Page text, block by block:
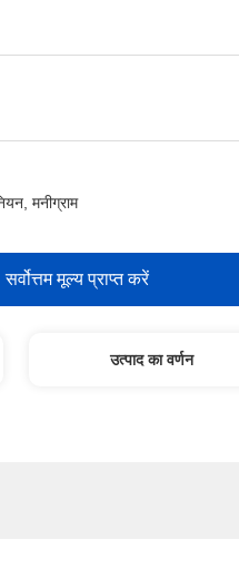
मनीग्राम
सर्वोत्तम मूल्य प्राप्त करें
उत्पाद का वर्णन